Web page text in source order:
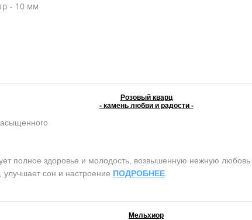
- 10 мм
Розовый кварц
- камень любви и радости -
полное здоровье и молодость, возвышенную нежную любовь
улучшает сон и настроение ПОДРОБНЕЕ
Мельхиор